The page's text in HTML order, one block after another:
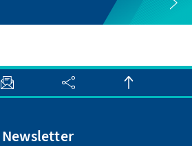
Newsletter